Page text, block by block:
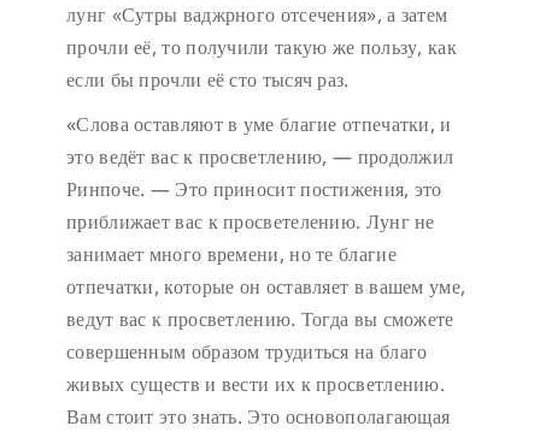
лунг «Сутры ваджрного отсечения», а затем
прочли её, то получили такую же пользу, как
если бы прочли её сто тысяч раз.
«Слова оставляют в уме благие отпечатки, и
это ведёт вас к просветлению, — продолжил
Ринпоче. — Это приносит постижения, это
приближает вас к просветелению. Лунг не
занимает много времени, но те благие
отпечатки, которые он оставляет в вашем уме,
ведут вас к просветлению. Тогда вы сможете
совершенным образом трудиться на благо
живых существ и вести их к просветлению.
Вам стоит это знать. Это основополагающая